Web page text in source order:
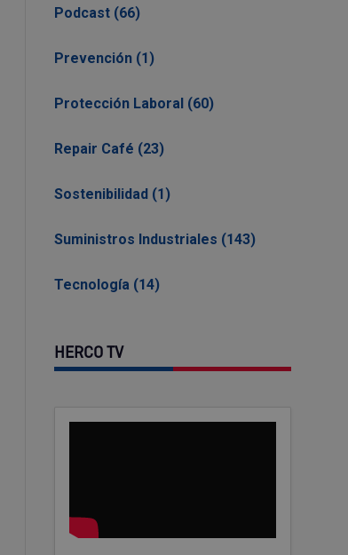
Podcast (66)
Prevención (1)
Protección Laboral (60)
Repair Café (23)
Sostenibilidad (1)
Suministros Industriales (143)
Tecnología (14)
HERCO TV